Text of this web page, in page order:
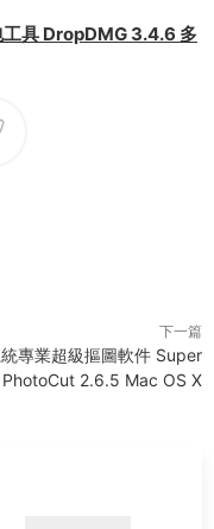
具 DropDMG 3.4.6 多
下一篇
專業超級摳圖軟件 Super
PhotoCut 2.6.5 Mac OS X